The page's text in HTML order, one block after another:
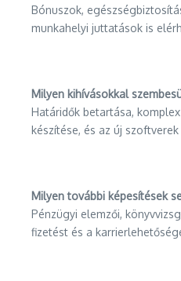
Bónuszok,
munkahelyi juttatások is
Milyen kihívásokkal
Határidők betartása,
készítése, és az új
Milyen további képesítések
Pénzügyi elemzői,
fizetést és a